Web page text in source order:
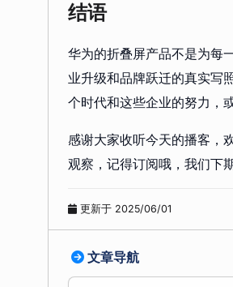
结语
华为的折叠屏产品不是为每
业升级和品牌跃迁的真实写
个时代和这些企业的努力，
感谢大家收听今天的播客，
观察，记得订阅哦，我们下
更新于 2025/06/01
文章导航